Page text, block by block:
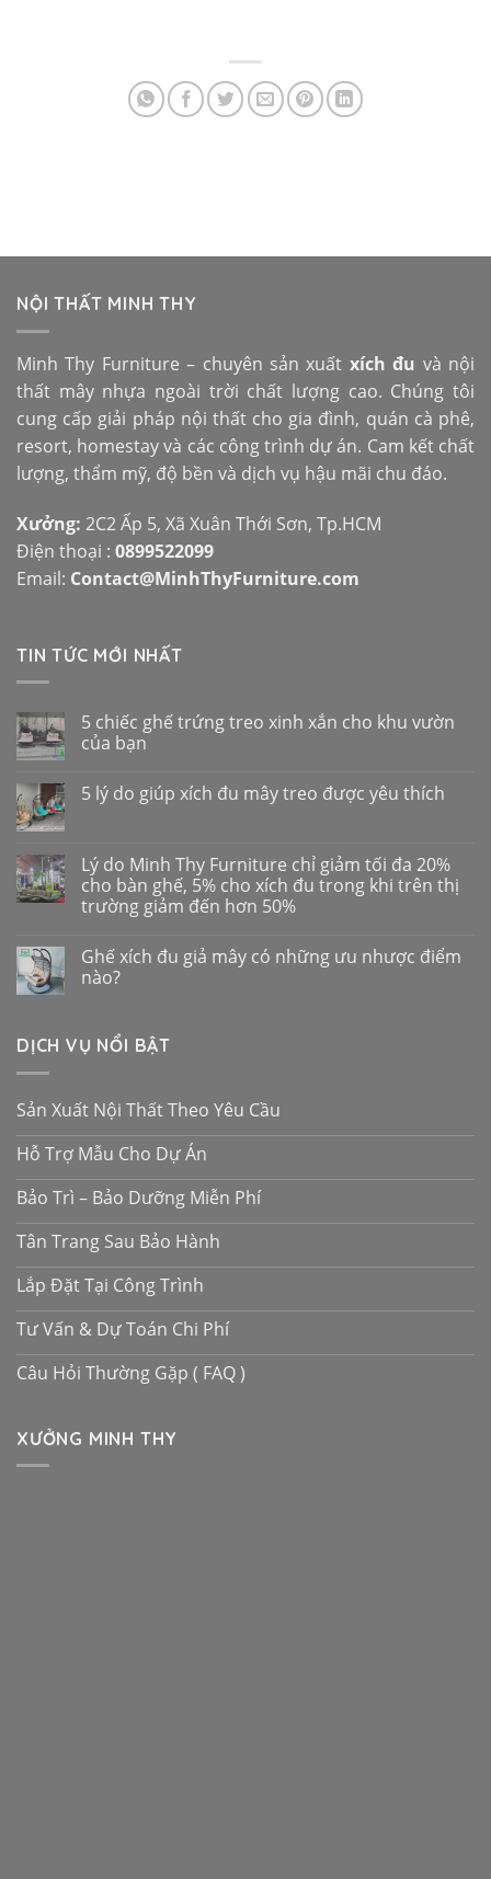
NỘI THẤT MINH THY
Minh Thy Furniture – chuyên sản xuất xích đu và nội
thất mây nhựa ngoài trời chất lượng cao. Chúng tôi
cung cấp giải pháp nội thất cho gia đình, quán cà phê,
resort, homestay và các công trình dự án. Cam kết chất
lượng, thẩm mỹ, độ bền và dịch vụ hậu mãi chu đáo.
Xưởng: 2C2 Ấp 5, Xã Xuân Thới Sơn, Tp.HCM
Điện thoại : 0899522099
Email: Contact@MinhThyFurniture.com
TIN TỨC MỚI NHẤT
5 chiếc ghế trứng treo xinh xắn cho khu vườn
của bạn
5 lý do giúp xích đu mây treo được yêu thích
Lý do Minh Thy Furniture chỉ giảm tối đa 20%
cho bàn ghế, 5% cho xích đu trong khi trên thị
trường giảm đến hơn 50%
Ghế xích đu giả mây có những ưu nhược điểm
nào?
DỊCH VỤ NỔI BẬT
Sản Xuất Nội Thất Theo Yêu Cầu
Hỗ Trợ Mẫu Cho Dự Án
Bảo Trì – Bảo Dưỡng Miễn Phí
Tân Trang Sau Bảo Hành
Lắp Đặt Tại Công Trình
Tư Vấn & Dự Toán Chi Phí
Câu Hỏi Thường Gặp ( FAQ )
XƯỞNG MINH THY